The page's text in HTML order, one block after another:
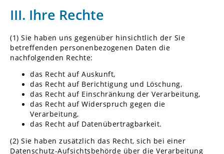
III. Ihre Rechte
(1) Sie haben uns gegenüber hinsichtlich der Sie
betreffenden personenbezogenen Daten die
nachfolgenden Rechte:
das Recht auf Auskunft,
das Recht auf Berichtigung und Löschung,
das Recht auf Einschränkung der Verarbeitung,
das Recht auf Widerspruch gegen die
Verarbeitung,
das Recht auf Datenübertragbarkeit.
(2) Sie haben zusätzlich das Recht, sich bei einer
Datenschutz-Aufsichtsbehörde über die Verarbeitung